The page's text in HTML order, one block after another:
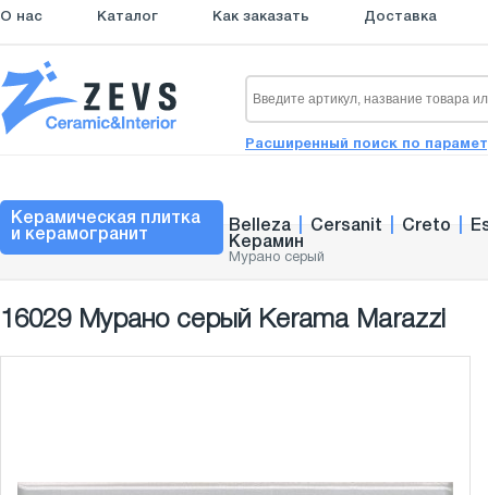
О нас Каталог Как заказать Доставка
Расширенный поиск по
Керамическая плитка
и керамогранит
Belleza Cersanit Creto
Керамин
Мурано серый
16029 Мурано серый Kerama Marazzi